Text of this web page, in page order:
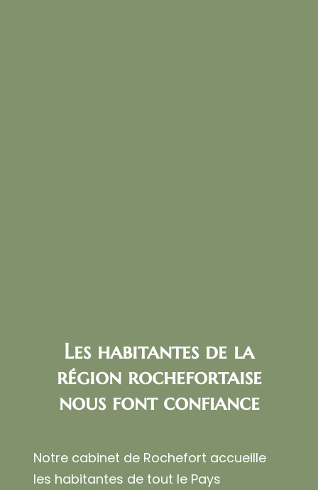
Les habitantes de la
région rochefortaise
nous font confiance
Notre cabinet de Rochefort accueille
les habitantes de tout le Pays